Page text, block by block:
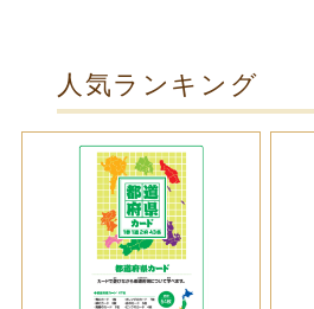
人気ランキング